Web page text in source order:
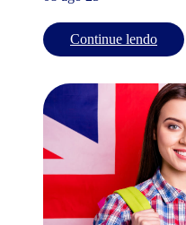
Continue lendo